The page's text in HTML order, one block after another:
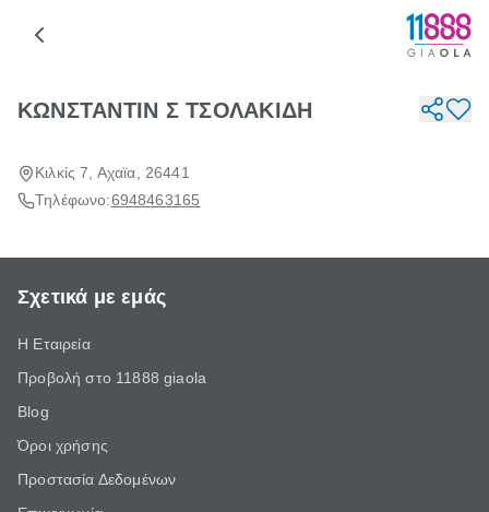
ΚΩΝΣΤΑΝΤΙΝ Σ ΤΣΟΛΑΚΙΔΗ
Κιλκίς 7, Αχαϊα, 26441
Τηλέφωνο:6948463165
Σχετικά με εμάς
Η Εταιρεία
Προβολή στο 11888 giaola
Blog
Όροι χρήσης
Προστασία Δεδομένων